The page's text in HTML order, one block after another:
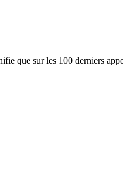
que sur les 100 derniers